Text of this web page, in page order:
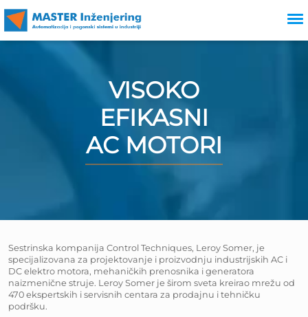
VISOKO
EFIKASNI
AC MOTORI
Sestrinska kompanija Control Techniques, Leroy Somer, je
specijalizovana za projektovanje i proizvodnju industrijskih AC i
DC elektro motora, mehaničkih prenosnika i generatora
naizmenične struje. Leroy Somer je širom sveta kreirao mrežu od
470 ekspertskih i servisnih centara za prodajnu i tehničku
podršku.